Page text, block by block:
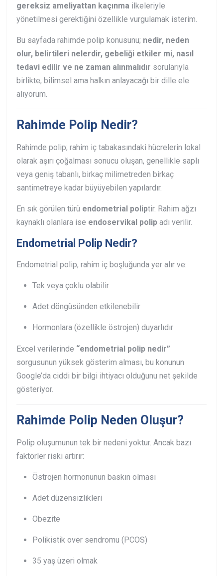
gereksiz ameliyattan kaçınma ilkeleriyle
yönetilmesi gerektiğini özellikle vurgulamak isterim.
Bu sayfada rahimde polip konusunu; nedir, neden
olur, belirtileri nelerdir, gebeliği etkiler mi, nasıl
tedavi edilir ve ne zaman alınmalıdır sorularıyla
birlikte, bilimsel ama halkın anlayacağı bir dille ele
alıyorum.
Rahimde Polip Nedir?
Rahimde polip; rahim iç tabakasındaki hücrelerin lokal
olarak aşırı çoğalması sonucu oluşan, genellikle saplı
veya geniş tabanlı, birkaç milimetreden birkaç
santimetreye kadar büyüyebilen yapılardır.
En sık görülen türü endometrial poliptir. Rahim ağzı
kaynaklı olanlara ise endoservikal polip adı verilir.
Endometrial Polip Nedir?
Endometrial polip, rahim iç boşluğunda yer alır ve:
Tek veya çoklu olabilir
Adet döngüsünden etkilenebilir
Hormonlara (özellikle östrojen) duyarlıdır
Excel verilerinde “endometrial polip nedir”
sorgusunun yüksek gösterim alması, bu konunun
Google’da ciddi bir bilgi ihtiyacı olduğunu net şekilde
gösteriyor.
Rahimde Polip Neden Oluşur?
Polip oluşumunun tek bir nedeni yoktur. Ancak bazı
faktörler riski artırır:
Östrojen hormonunun baskın olması
Adet düzensizlikleri
Obezite
Polikistik over sendromu (PCOS)
35 yaş üzeri olmak